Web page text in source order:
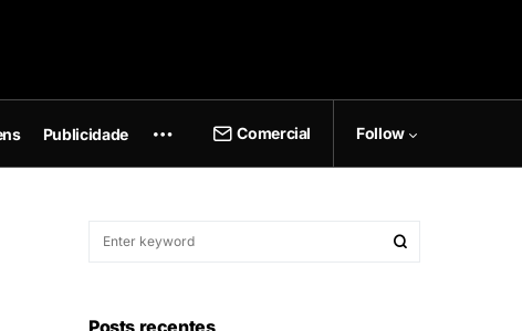
Publicidade Comercial Follow
Posts recentes